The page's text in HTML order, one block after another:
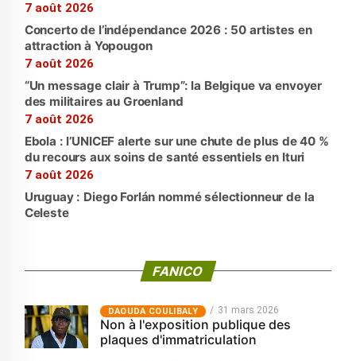
7 août 2026
Concerto de l’indépendance 2026 : 50 artistes en
attraction à Yopougon
7 août 2026
“Un message clair à Trump”: la Belgique va envoyer
des militaires au Groenland
7 août 2026
Ebola : l’UNICEF alerte sur une chute de plus de 40 %
du recours aux soins de santé essentiels en Ituri
7 août 2026
Uruguay : Diego Forlán nommé sélectionneur de la
Celeste
FANICO
‎DAOUDA COULIBALY 31 mars 2026
Non à l'exposition publique des
plaques d'immatriculation